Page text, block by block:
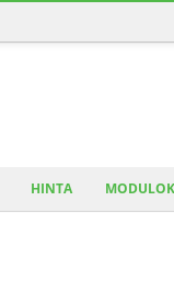
HINTA MODULOK